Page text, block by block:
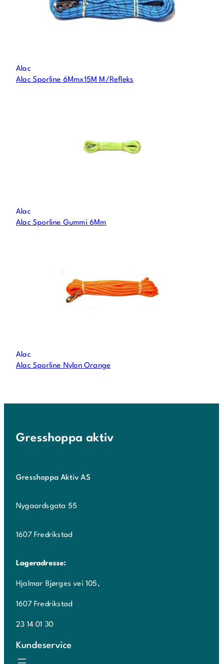
Alac
Alac Sporline 6Mmx15M M/Refleks
Alac
Alac Sporline Gummi 6Mm
Alac
Alac Sporline Nylon Orange
Gresshoppa aktiv
Gresshoppa Aktiv AS
Nygaardsgata 55
1607 Fredrikstad
Lageradresse:
Hjalmar Bjørges vei 105,
1607 Fredrikstad
23 14 01 30
Kundeservice